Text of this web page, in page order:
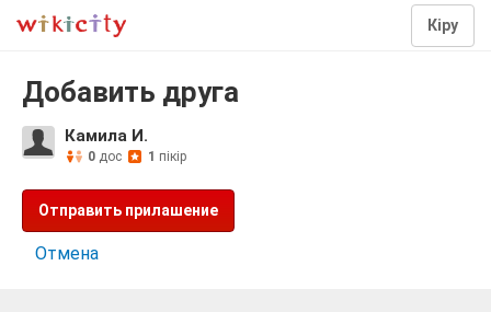
Кіру
Добавить друга
Камила И.
0 дос 1 пікір
Отправить прилашение
Отмена